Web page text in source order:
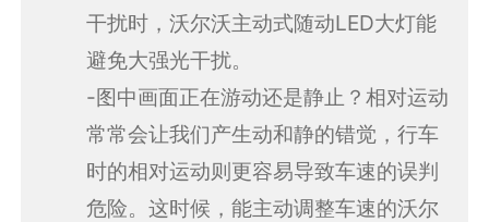
干扰时，沃尔沃主动式随动LED大灯能
避免大强光干扰。
-图中画面正在游动还是静止？相对运动
常常会让我们产生动和静的错觉，行车
时的相对运动则更容易导致车速的误判
危险。这时候，能主动调整车速的沃尔